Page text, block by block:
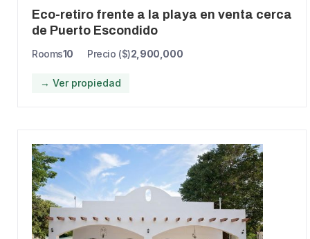
Eco-retiro frente a la playa en venta cerca
de Puerto Escondido
Rooms10 Precio ($)2,900,000
→ Ver propiedad